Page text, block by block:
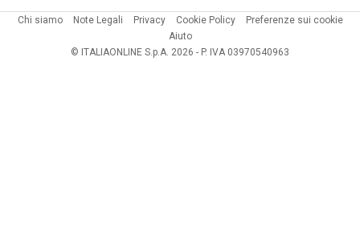
Chi siamo Note Legali Privacy Cookie Policy
Preferenze sui cookie
Aiuto
© ITALIAONLINE S.p.A. 2026 - P. IVA 03970540963